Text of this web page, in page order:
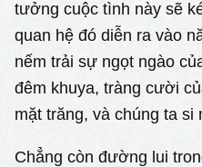
tưởng cuộc tình này sẽ
quan hệ đó diễn ra vào
nếm trải sự ngọt ngào
đêm khuya, tràng cười
mặt trăng, và chúng ta si
Chẳng còn đường lui